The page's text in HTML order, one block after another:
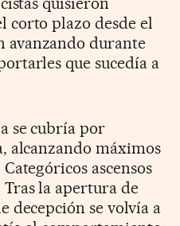
corto plazo desde el
durante
que sucedía a
se cubría por
alcanzando máximos
ascensos
Tras la apertura de
decepción se volvía a